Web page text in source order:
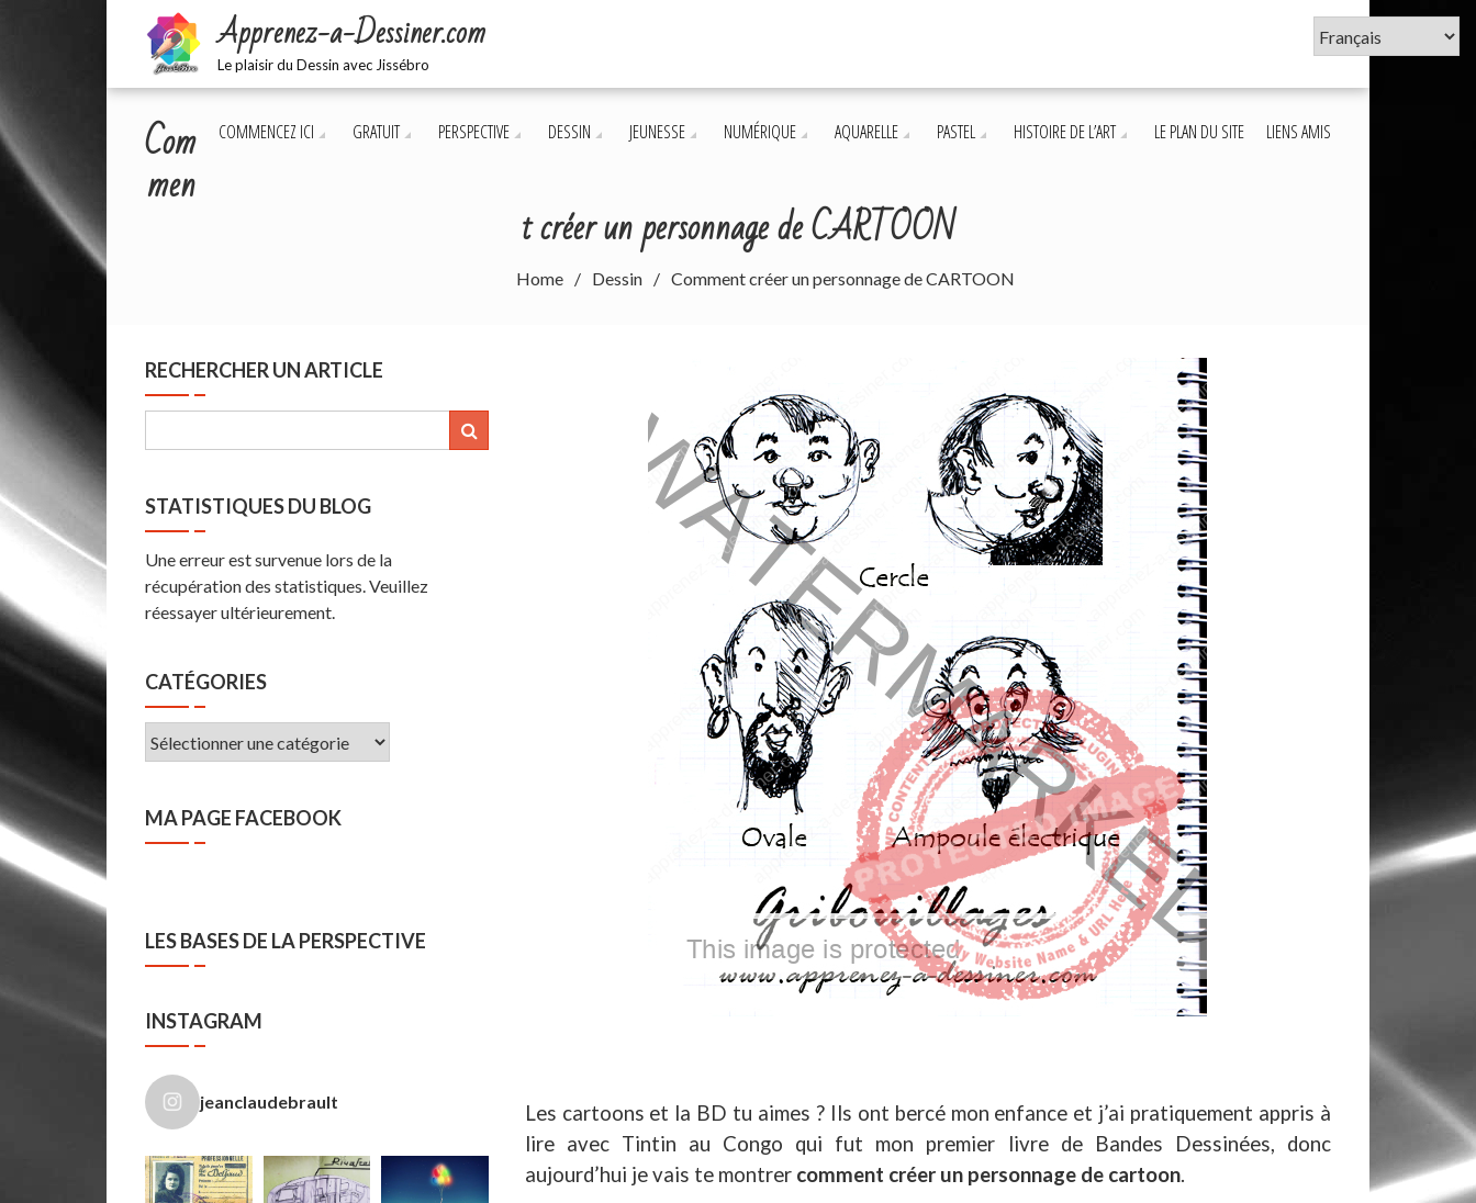
Apprenez-a-Dessiner.com
Le plaisir du Dessin avec Jissébro
COMMENCEZ ICI GRATUIT PERSPECTIVE DESSIN JEUNESSE NUMÉRIQUE AQUARELLE PASTEL HISTOIRE DE L’ART LE PLAN DU SITE LIENS AMIS
Com
men
t créer un personnage de CARTOON
Home Dessin Comment créer un personnage de CARTOON
Les cartoons et la BD tu aimes ? Ils ont bercé mon enfance et j’ai pratiquement appris à
lire avec Tintin au Congo qui fut mon premier livre de Bandes Dessinées, donc
aujourd’hui je vais te montrer comment créer un personnage de cartoon.
RECHERCHER UN ARTICLE
STATISTIQUES DU BLOG
Une erreur est survenue lors de la
récupération des statistiques. Veuillez
réessayer ultérieurement.
CATÉGORIES
Catégories
MA PAGE FACEBOOK
LES BASES DE LA PERSPECTIVE
INSTAGRAM
jeanclaudebrault